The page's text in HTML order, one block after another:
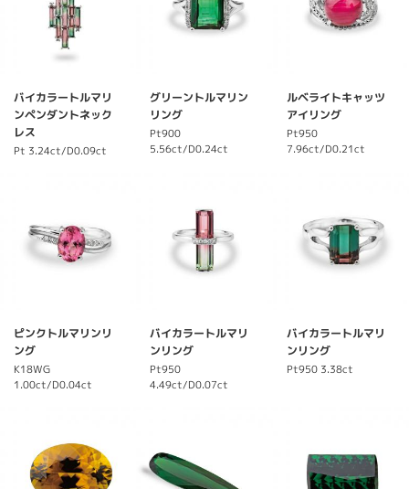
バイカラートルマリ
ンペンダントネック
レス
Pt 3.24ct/D0.09ct
グリーントルマリン
リング
Pt900
5.56ct/D0.24ct
ルベライトキャッツ
アイリング
Pt950
7.96ct/D0.21ct
ピンクトルマリンリ
ング
K18WG
1.00ct/D0.04ct
バイカラートルマリ
ンリング
Pt950
4.49ct/D0.07ct
バイカラートルマリ
ンリング
Pt950 3.38ct